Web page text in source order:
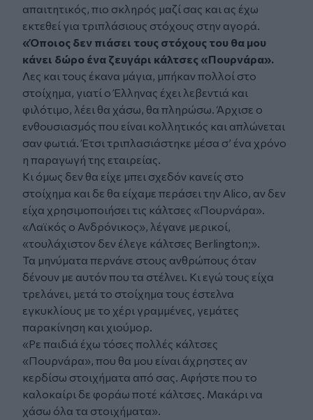
απαιτητικός, πιο σκληρός μαζί σας και ας έχω
εκτεθεί για τριπλάσιους στόχους στην αγορά.
«Όποιος δεν πιάσει τους στόχους του θα μου
κάνει δώρο ένα ζευγάρι κάλτσες «Πουρνάρα».
Λες και τους έκανα μάγια, μπήκαν πολλοί στο
στοίχημα, γιατί ο Έλληνας έχει λεβεντιά και
φιλότιμο, λέει θα χάσω, θα πληρώσω. Άρχισε ο
ενθουσιασμός που είναι κολλητικός και απλώνεται
σαν φωτιά. Έτσι τριπλασιάστηκε μέσα σ’ ένα χρόνο
η παραγωγή της εταιρείας.
Κι όμως δεν θα είχε μπει σχεδόν κανείς στο
στοίχημα και δε θα είχαμε περάσει την Alico, αν δεν
είχα χρησιμοποιήσει τις κάλτσες «Πουρνάρα».
«Λαϊκός ο Ανδρόνικος», λέγανε μερικοί,
«τουλάχιστον δεν έλεγε κάλτσες Berlington;».
Τα μηνύματα περνάνε στους ανθρώπους όταν
δένουν με αυτόν που τα στέλνει. Κι εγώ τους είχα
τρελάνει, μετά το στοίχημα τους έστελνα
εγκυκλίους με το χέρι γραμμένες, γεμάτες
παρακίνηση και χιούμορ.
«Ρε παιδιά έχω τόσες πολλές κάλτσες
«Πουρνάρα», που θα μου είναι άχρηστες αν
κερδίσω στοιχήματα από σας. Αφήστε που το
καλοκαίρι δε φοράω ποτέ κάλτσες. Μακάρι να
χάσω όλα τα στοιχήματα».